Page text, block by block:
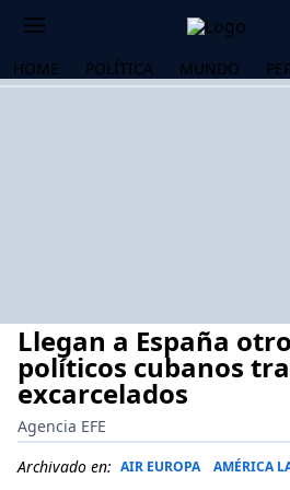
HOME POLÍTICA MUNDO
Llegan a España
políticos cubanos
excarcelados
Agencia EFE
Archivado en: AIR EUROPA AMÉRICA